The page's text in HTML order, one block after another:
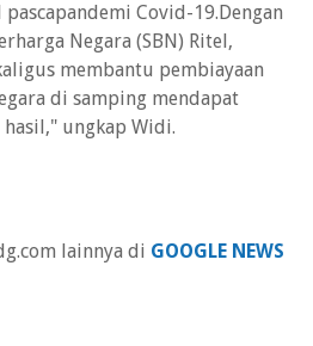
Covid-19.Dengan
Negara (SBN) Ritel,
membantu pembiayaan
di samping mendapat
ungkap Widi.
lainnya di GOOGLE NEWS